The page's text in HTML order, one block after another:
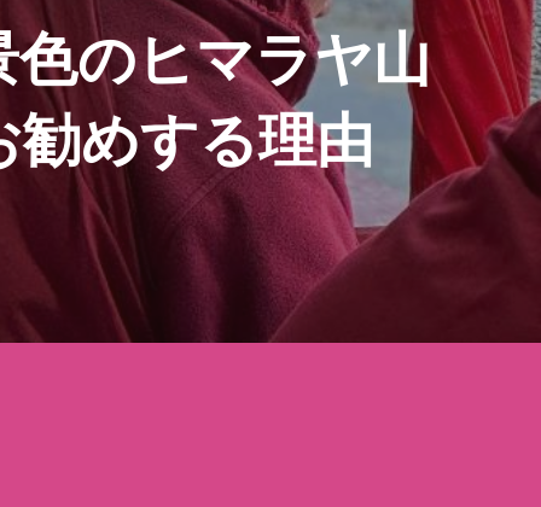
色のヒマラヤ山
勧めする理由